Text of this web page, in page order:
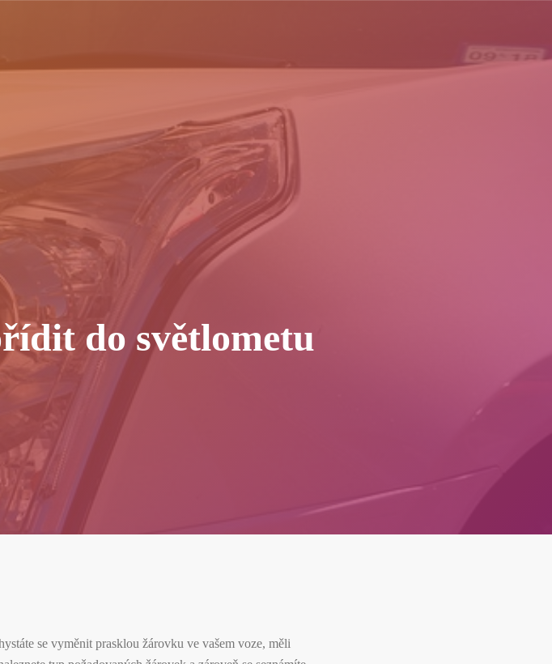
do světlometu
se vyměnit prasklou žárovku ve vašem voze, měli